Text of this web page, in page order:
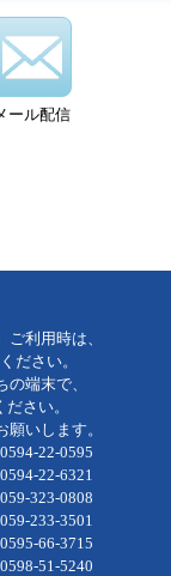
ール配信
利用時は、
ださい。
端末で、
さい。
いします。
22-0595
6321
323-0808
233-3501
66-3715
51-5240